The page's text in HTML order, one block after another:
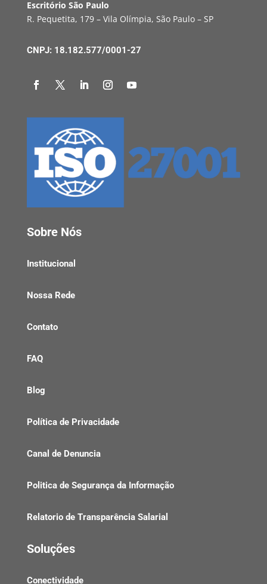
Escritório São Paulo
R. Pequetita, 179 – Vila Olímpia, São Paulo – SP
CNPJ: 18.182.577/0001-27
Sobre Nós
Institucional
Nossa Rede
Contato
FAQ
Blog
Política de Privacidade
Canal de Denuncia
Politica de Segurança da Informação
Relatorio de Transparência Salarial
Soluções
Conectividade